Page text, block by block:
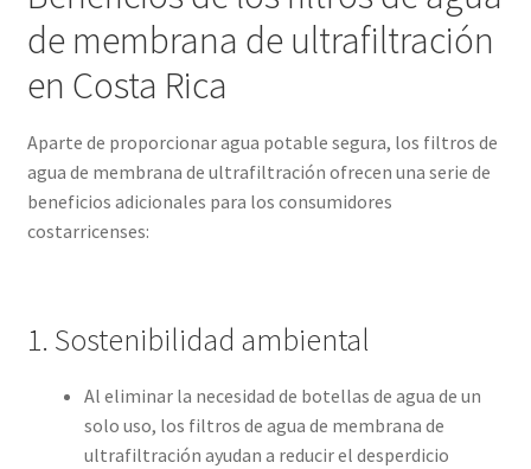
de membrana de ultrafiltración
en Costa Rica
Aparte de proporcionar agua potable segura, los filtros de
agua de membrana de ultrafiltración ofrecen una serie de
beneficios adicionales para los consumidores
costarricenses:
1. Sostenibilidad ambiental
Al eliminar la necesidad de botellas de agua de un
solo uso, los filtros de agua de membrana de
ultrafiltración ayudan a reducir el desperdicio